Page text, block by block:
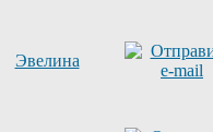
Эвелина